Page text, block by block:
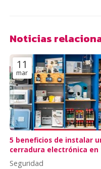
Noticias
11
mar
5 beneficios de instalar
cerradura electrónica en
piso turístico
Seguridad